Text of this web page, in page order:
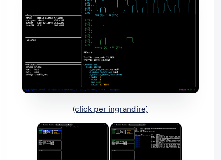
(click per ingrandire)